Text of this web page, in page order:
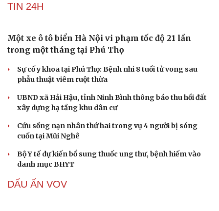
TIN 24H
Một xe ô tô biển Hà Nội vi phạm tốc độ 21 lần
trong một tháng tại Phú Thọ
Sự cố y khoa tại Phú Thọ: Bệnh nhi 8 tuổi tử vong sau
phẫu thuật viêm ruột thừa
UBND xã Hải Hậu, tỉnh Ninh Bình thông báo thu hồi đất
xây dựng hạ tầng khu dân cư
Cứu sống nạn nhân thứ hai trong vụ 4 người bị sóng
cuốn tại Mũi Nghê
Bộ Y tế dự kiến bổ sung thuốc ung thư, bệnh hiếm vào
danh mục BHYT
DẤU ẤN VOV